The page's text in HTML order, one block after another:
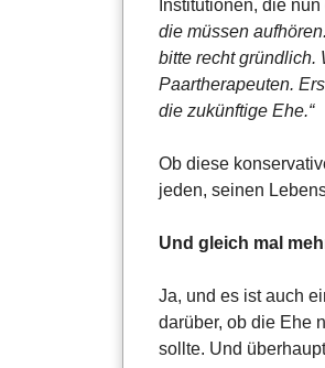
Institutionen, die
die müssen
bitte recht gründlich.
Paartherapeuten.
die zukünftige Ehe.“
Ob diese
jeden, seinen
Und gleich mal
Ja, und es ist auch
darüber, ob die Ehe
sollte. Und